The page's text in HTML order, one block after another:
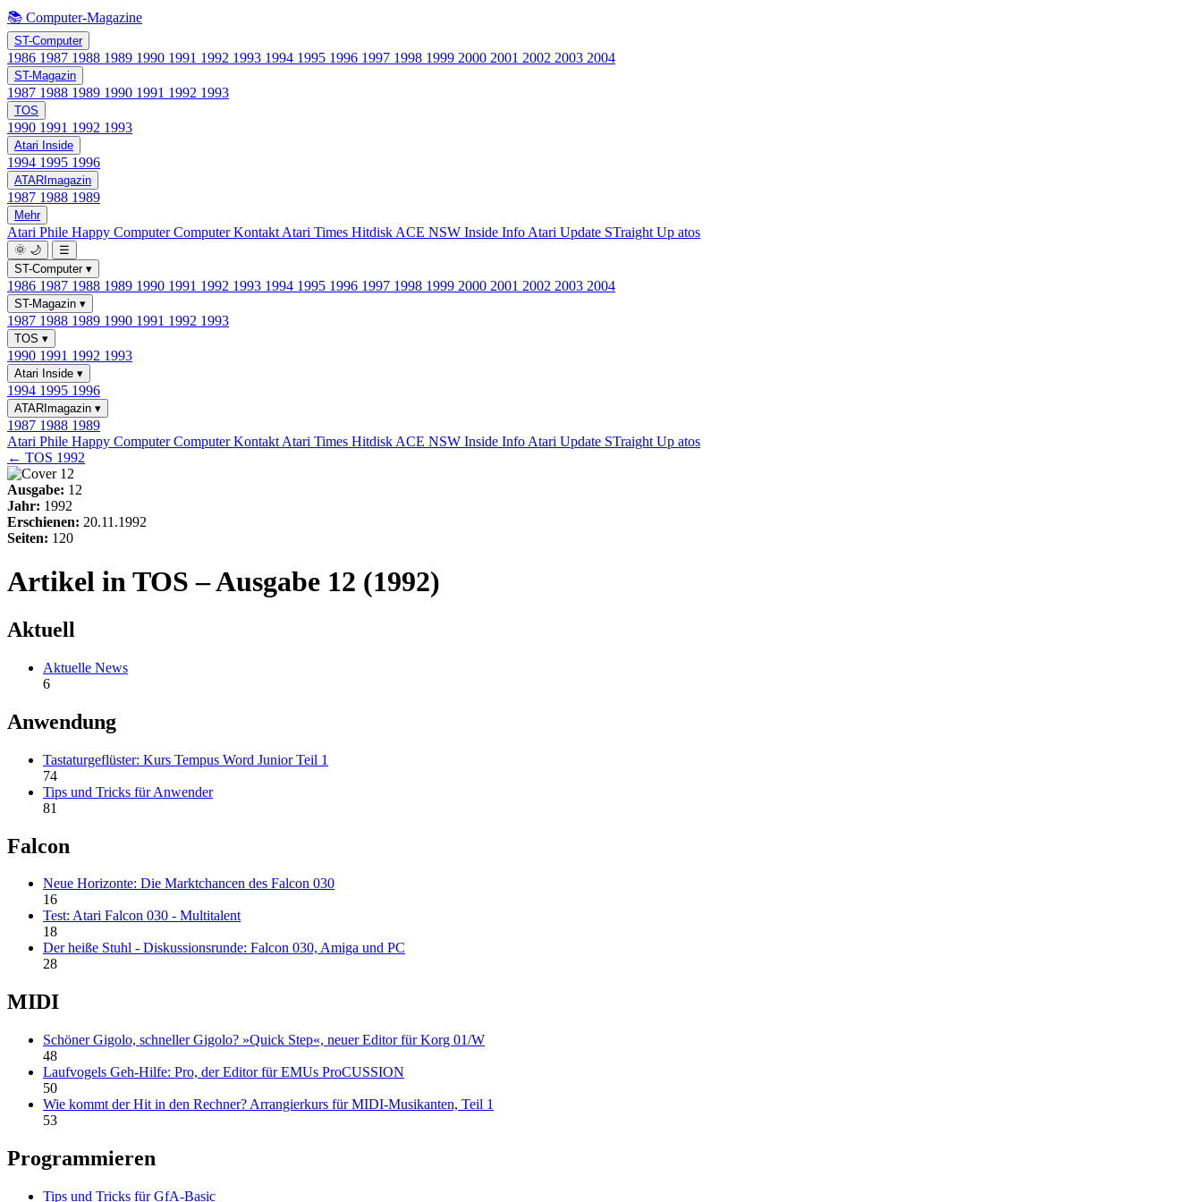
📚 Computer-Magazine
ST-Computer
1986 1987 1988 1989 1990 1991 1992 1993 1994 1995 1996 1997 1998 1999 2000 2001 2002 2003 2004
ST-Magazin
1987 1988 1989 1990 1991 1992 1993
TOS
1990 1991 1992 1993
Atari Inside
1994 1995 1996
ATARImagazin
1987 1988 1989
Mehr
Atari Phile Happy ComputerComputer Kontakt Atari Times Hitdisk ACE NSW Inside Info Atari Update STraight Up atos
🌞 🌙
☰
ST-Computer ▾
1986 1987 1988 1989 1990 1991 1992 1993 1994 1995 1996 1997 1998 1999 2000 2001 2002 2003 2004
ST-Magazin ▾
1987 1988 1989 1990 1991 1992 1993
TOS ▾
1990 1991 1992 1993
Atari Inside ▾
1994 1995 1996
ATARImagazin ▾
1987 1988 1989
Atari Phile Happy ComputerComputer Kontakt Atari Times Hitdisk ACE NSW Inside Info Atari Update STraight Up atos
← TOS 1992
Ausgabe: 12
Jahr: 1992
Erschienen: 20.11.1992
Seiten: 120
Artikel in TOS – Ausgabe 12 (1992)
Aktuell
Aktuelle News
6
Anwendung
Tastaturgeflüster: Kurs Tempus Word Junior Teil 1
74
Tips und Tricks für Anwender
81
Falcon
Neue Horizonte: Die Marktchancen des Falcon 030
16
Test: Atari Falcon 030 - Multitalent
18
Der heiße Stuhl - Diskussionsrunde: Falcon 030, Amiga und PC
28
MIDI
Schöner Gigolo, schneller Gigolo? »Quick Step«, neuer Editor für Korg 01/W
48
Laufvogels Geh-Hilfe: Pro, der Editor für EMUs ProCUSSION
50
Wie kommt der Hit in den Rechner? Arrangierkurs für MIDI-Musikanten, Teil 1
53
Programmieren
Tips und Tricks für GfA-Basic